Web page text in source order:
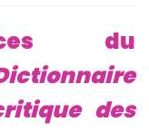
du
des